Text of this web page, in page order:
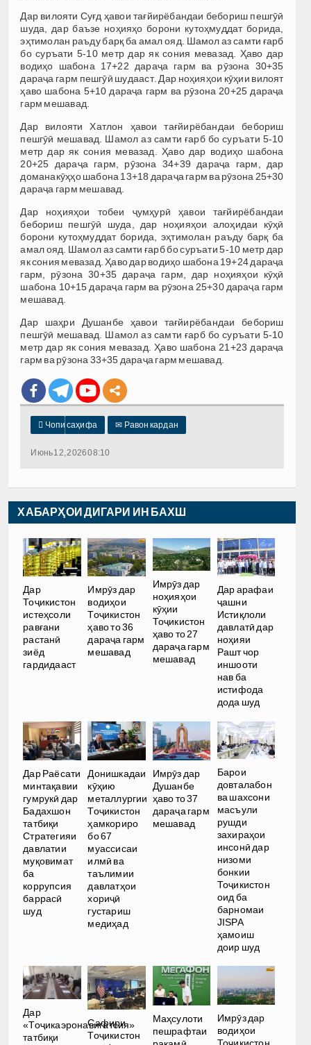
Дар вилояти Суғд ҳавои тағйирёбандаи бебориш пешгӯӣ
шуда, дар баъзе ноҳияҳо борони кутоҳмуддат борида,
эҳтимолан раъду барқ ба амал ояд. Шамол аз самти ғарб
бо суръати 5-10 метр дар як сония мевазад. Ҳаво дар
водиҳо шабона 17+22 дараҷа гарм ва рӯзона 30+35
дараҷа гарм пешгӯӣ шудааст. Дар ноҳияҳои кӯҳии вилоят
ҳаво шабона 5+10 дараҷа гарм ва рӯзона 20+25 дараҷа
гарм мешавад.
Дар вилояти Хатлон ҳавои тағйирёбандаи бебориш
пешгӯӣ мешавад. Шамол аз самти ғарб бо суръати 5-10
метр дар як сония мевазад. Ҳаво дар водиҳо шабона
20+25 дараҷа гарм, рӯзона 34+39 дараҷа гарм, дар
доманакӯҳҳо шабона 13+18 дараҷа гарм ва рӯзона 25+30
дараҷа гарм мешавад.
Дар ноҳияҳои тобеи ҷумҳурӣ ҳавои тағйирёбандаи
бебориш пешгӯӣ шуда, дар ноҳияҳои алоҳидаи кӯҳӣ
борони кутоҳмуддат борида, эҳтимолан раъду барқ ба
амал ояд. Шамол аз самти ғарб бо суръати 5-10 метр дар
як сония мевазад. Ҳаво дар водиҳо шабона 19+24 дараҷа
гарм, рӯзона 30+35 дараҷа гарм, дар ноҳияҳои кӯҳӣ
шабона 10+15 дараҷа гарм ва рӯзона 25+30 дараҷа гарм
мешавад.
Дар шаҳри Душанбе ҳавои тағйирёбандаи бебориш
пешгӯӣ мешавад. Шамол аз самти ғарб бо суръати 5-10
метр дар як сония мевазад. Ҳаво шабона 21 +23 дараҷа
гарм ва рӯзона 33+35 дараҷа гарм мешавад.
 Чопи саҳифа ✉ Равон кардан
Июнь 12, 2026 08:10
ХАБАРҲОИ ДИГАРИ ИН БАХШ
Дар
Тоҷикистон
истеҳсоли
равғани
растанӣ
зиёд
гардидааст
Имрӯз дар
водиҳои
Тоҷикистон
ҳаво то 36
дараҷа гарм
мешавад
Имрӯз дар
ноҳияҳои
кӯҳии
Тоҷикистон
ҳаво то 27
дараҷа гарм
мешавад
Дар арафаи
ҷашни
Истиқлоли
давлатӣ дар
ноҳияи
Рашт чор
иншооти
нав ба
истифода
дода шуд
Дар Раёсати
минтақавии
гумрукӣ дар
Бадахшон
татбиқи
Стратегияи
давлатии
муқовимат
ба
коррупсия
баррасӣ
шуд
Донишкадаи
кӯҳию
металлургии
Тоҷикистон
ҳамкориро
бо 67
муассисаи
илмӣ ва
таълимии
давлатҳои
хориҷӣ
густариш
медиҳад
Имрӯз дар
Душанбе
ҳаво то 37
дараҷа гарм
мешавад
Барои
довталабон
ва шахсони
масъули
рушди
захираҳои
инсонӣ дар
низоми
бонкии
Тоҷикистон
оид ба
барномаи
JISPA
ҳамоиш
доир шуд
Дар
«Тоҷикаэронавигатсия»
татбиқи
Сафири
Тоҷикистон
Маҳсулоти
пешрафтаи
Имрӯз дар
водиҳои